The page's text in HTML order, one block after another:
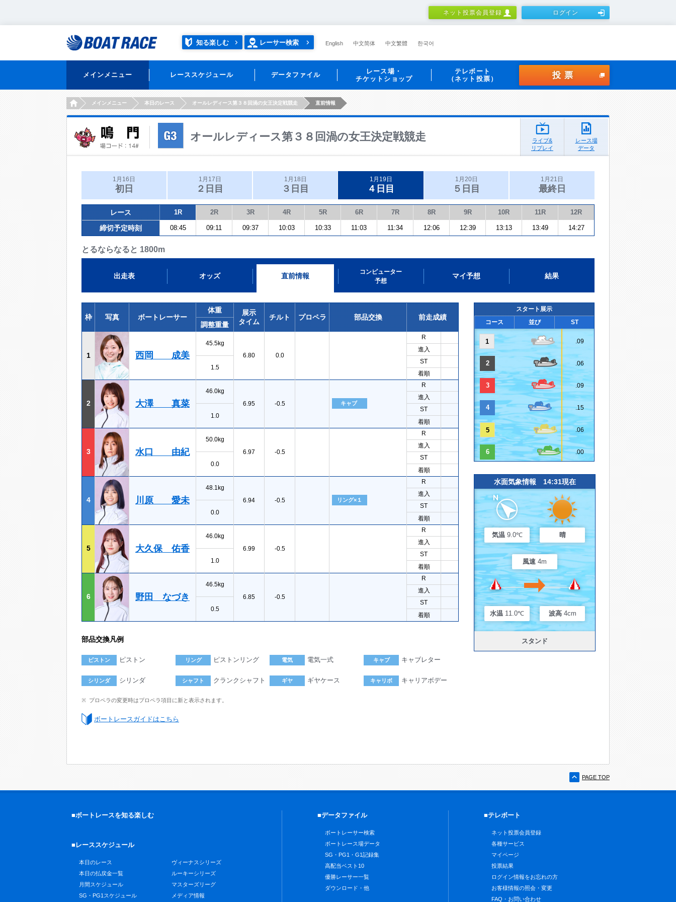
ネット投票会員登録 ログイン
知る楽しむ レーサー検索 English 中文简体 中文繁體 한국어
メインメニュー レーススケジュール データファイル
レース場・
チケットショップ
テレボート
（ネット投票）
投票
HOMEメインメニュー 本日のレース オールレディース第３８回渦の女王決定戦競走 直前情報
オールレディース第３８回渦の女王決定戦競走
ライブ&
リプレイ
レース場
データ
1月16日
初日
1月17日
２日目
1月18日
３日目
1月19日
４日目
1月20日
５日目
1月21日
最終日
レース 1R 2R 3R 4R 5R 6R 7R 8R 9R 10R 11R 12R
締切予定時刻 08:45 09:11 09:37 10:03 10:33 11:03 11:34 12:06 12:39 13:13 13:49 14:27
とるならなると 1800m
出走表 オッズ 直前情報
コンピューター
予想
マイ予想 結果
枠 写真 ボートレーサー
体重
展示
タイム
チルト プロペラ 部品交換
前走成績
調整重量
1 西岡 成美
45.5kg
6.80
0.0
R
進入
1.5
ST
着順
2 大澤 真菜
46.0kg
6.95
-0.5 キャブ
R
進入
1.0
ST
着順
3 水口 由紀
50.0kg
6.97
-0.5
R
進入
0.0
ST
着順
4 川原 愛未
48.1kg
6.94
-0.5 リング×１
R
進入
0.0
ST
着順
5 大久保 佑香
46.0kg
6.99
-0.5
R
進入
1.0
ST
着順
6 野田 なづき
46.5kg
6.85
-0.5
R
進入
0.5
ST
着順
部品交換凡例
ピストン ピストン リング ピストンリング 電気 電気一式 キャブ キャブレター
シリンダ シリンダ シャフト クランクシャフト ギヤ ギヤケース キャリボ キャリアボデー
プロペラの変更時はプロペラ項目に新と表示されます。
ボートレースガイドはこちら
スタート展示
コース
並び ST
1 .09
2 .06
3 .09
4 .15
5 .06
6 .00
水面気象情報 14:31現在
気温 9.0℃ 晴
風速 4m
水温 11.0℃ 波高 4cm
スタンド
PAGE TOP
■ボートレースを知る楽しむ
■レーススケジュール
本日のレース
本日の払戻金一覧
月間スケジュール
SG・PG1スケジュール
ヴィーナスシリーズ
ルーキーシリーズ
マスターズリーグ
メディア情報
■データファイル
ボートレーサー検索
ボートレース場データ
SG・PG1・G1記録集
高配当ベスト10
優勝レーサー一覧
ダウンロード・他
■テレボート
ネット投票会員登録
各種サービス
マイページ
投票結果
ログイン情報をお忘れの方
お客様情報の照会・変更
FAQ・お問い合わせ